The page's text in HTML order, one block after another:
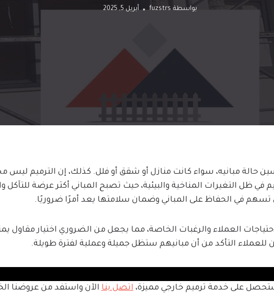
بواسطة fuzstrs أبريل 5, 2025
حالة مبانيه، سواء كانت منازل أو شقق أو فلل. كذلك، إن الترميم ليس
في ظل التغيرات المناخية والبيئية، حيث تصبح المباني أكثر عرضة للتآكل
في الحفاظ على المباني وضمان سلامتها يعد أمرًا ضروريًا.
العملاء والرغبات الخاصة، مما يجعل من الضروري اختيار مقاول
التأكد من أن مبانيهم ستظل جميلة وعملية لفترة طويلة.
على خدمة ترميم خارجي مميزة،اتصل بناالآن واستفد من عروضنا